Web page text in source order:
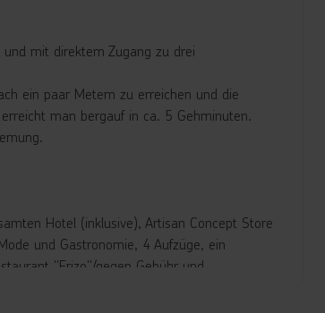
mit direktem Zugang zu drei
ein paar Metern zu erreichen und die
man bergauf in ca. 5 Gehminuten.
Hotel (inklusive), Artisan Concept Store
und Gastronomie, 4 Aufzüge, ein
"Erizo"/gegen Gebühr und